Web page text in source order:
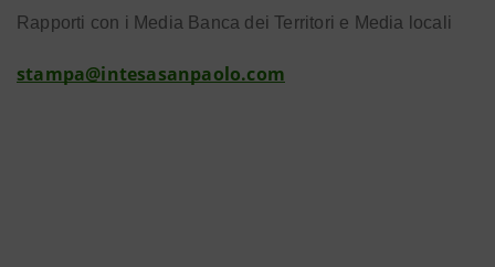
Rapporti con i Media Banca dei Territori e Media locali
stampa@intesasanpaolo.com